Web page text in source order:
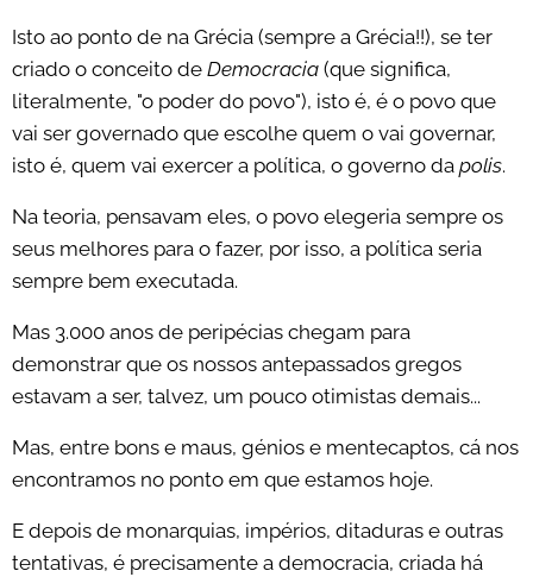
Isto ao ponto de na Grécia (sempre a Grécia!!), se ter
criado o conceito de Democracia (que significa,
literalmente, "o poder do povo"), isto é, é o povo que
vai ser governado que escolhe quem o vai governar,
isto é, quem vai exercer a política, o governo da polis.
Na teoria, pensavam eles, o povo elegeria sempre os
seus melhores para o fazer, por isso, a política seria
sempre bem executada.
Mas 3.000 anos de peripécias chegam para
demonstrar que os nossos antepassados gregos
estavam a ser, talvez, um pouco otimistas demais...
Mas, entre bons e maus, génios e mentecaptos, cá nos
encontramos no ponto em que estamos hoje.
E depois de monarquias, impérios, ditaduras e outras
tentativas, é precisamente a democracia, criada há